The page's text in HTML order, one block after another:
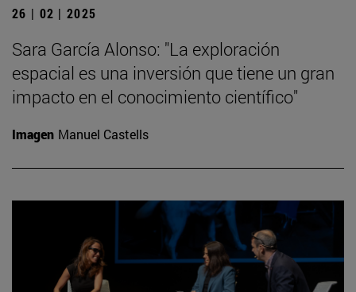
26 | 02 | 2025
Sara García Alonso: "La exploración
espacial es una inversión que tiene un gran
impacto en el conocimiento científico"
Imagen Manuel Castells